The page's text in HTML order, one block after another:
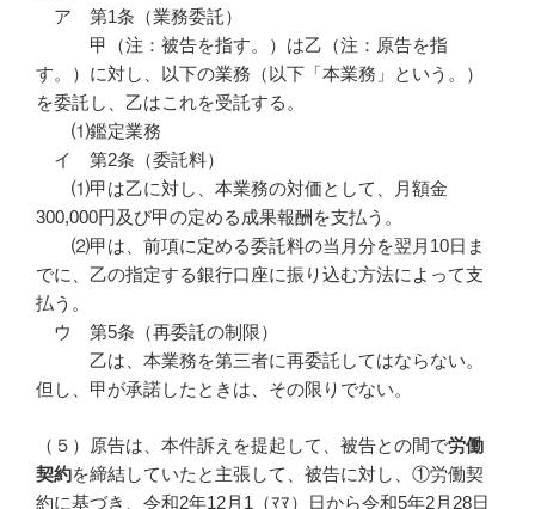
ア 第1条（業務委託）
甲（注：被告を指す。）は乙（注：原告を指
す。）に対し、以下の業務（以下「本業務」という。）
を委託し、乙はこれを受託する。
⑴鑑定業務
イ 第2条（委託料）
⑴甲は乙に対し、本業務の対価として、月額金
300,000円及び甲の定める成果報酬を支払う。
⑵甲は、前項に定める委託料の当月分を翌月10日ま
でに、乙の指定する銀行口座に振り込む方法によって支
払う。
ウ 第5条（再委託の制限）
乙は、本業務を第三者に再委託してはならない。
但し、甲が承諾したときは、その限りでない。
（５）原告は、本件訴えを提起して、被告との間で労働
契約を締結していたと主張して、被告に対し、①労働契
約に基づき、令和2年12月1（ﾏﾏ）日から令和5年2月28日